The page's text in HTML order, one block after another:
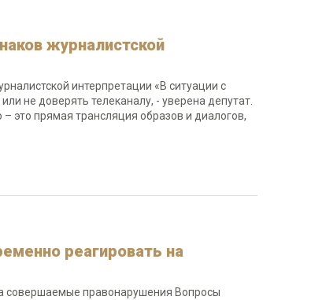
журналистской
интерпретации «В ситуации с
не доверять телеканалу, - уверена депутат.
это прямая трансляция образов и диалогов,
реагировать на
совершаемые правонарушения Вопросы